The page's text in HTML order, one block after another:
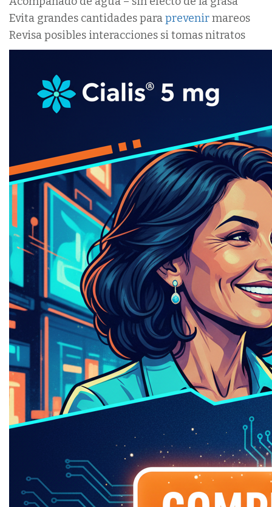
Evita grandes cantidades paraprevenirmareos
Revisa posibles interacciones si tomas nitratos